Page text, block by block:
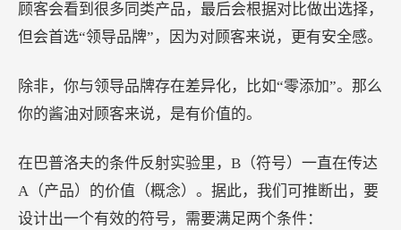
顾客会看到很多同类产品，最后会根据对比做出选择，
但会首选“领导品牌”，因为对顾客来说，更有安全感。
除非，你与领导品牌存在差异化，比如“零添加”。那么
你的酱油对顾客来说，是有价值的。
在巴普洛夫的条件反射实验里，B（符号）一直在传达
A（产品）的价值（概念）。据此，我们可推断出，要
设计出一个有效的符号，需要满足两个条件：